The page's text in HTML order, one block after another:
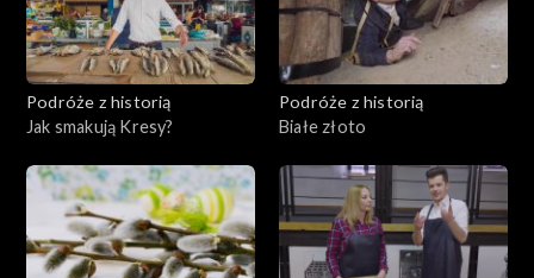
Podróże z historią
Jak smakują Kresy?
Podróże z historią
Białe złoto